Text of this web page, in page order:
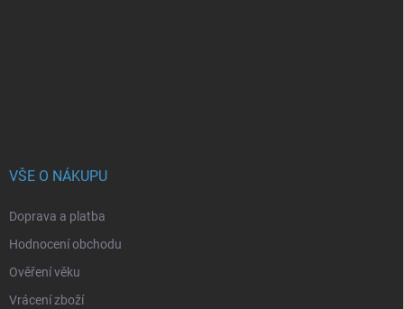
VŠE O NÁKUPU
Doprava a platba
Hodnocení obchodu
Ověření věku
Vrácení zboží